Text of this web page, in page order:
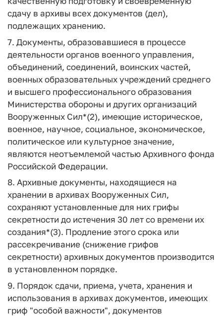
сдачу в архивы всех документов (дел),
подлежащих хранению.
7. Документы, образовавшиеся в процессе
деятельности органов военного управления,
объединений, соединений, воинских частей,
военных образовательных учреждений среднего
и высшего профессионального образования
Министерства обороны и других организаций
Вооруженных Сил*(2), имеющие историческое,
военное, научное, социальное, экономическое,
политическое или культурное значение,
являются неотъемлемой частью Архивного фонда
Российской Федерации.
8. Архивные документы, находящиеся на
хранении в архивах Вооруженных Сил,
сохраняют установленные для них грифы
секретности до истечения 30 лет со времени их
создания*(3). Продление этого срока или
рассекречивание (снижение грифов
секретности) архивных документов производится
в установленном порядке.
9. Порядок сдачи, приема, учета, хранения и
использования в архивах документов, имеющих
гриф "особой важности", документов